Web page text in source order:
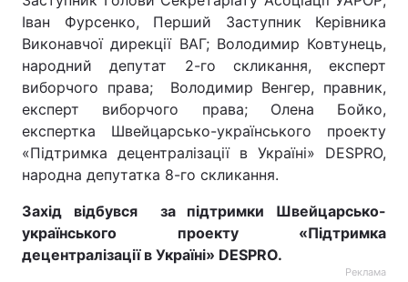
Іван Фурсенко, Перший Заступник Керівника
Виконавчої дирекції ВАГ; Володимир Ковтунець,
народний депутат 2-го скликання, експерт
виборчого права; Володимир Венгер, правник,
експерт виборчого права; Олена Бойко,
експертка Швейцарсько-українського проекту
«Підтримка децентралізації в Україні» DESPRO,
народна депутатка 8-го скликання.
Захід відбувся за підтримки Швейцарсько-
українського проекту «Підтримка
децентралізації в Україні» DESPRO.
Реклама